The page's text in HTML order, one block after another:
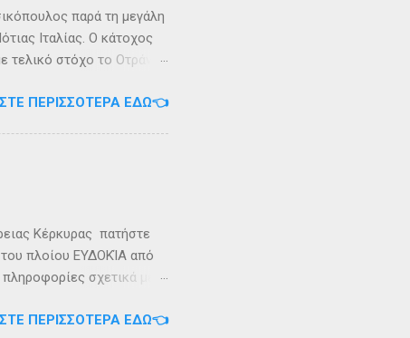
παρά τη μεγάλη
Ιταλίας. Ο κάτοχος
τελικό στόχο το Οτράντο
και οι συνθήκες
Ακολουθήστε μας στο
ΠΕΡΙΣΣΌΤΕΡΑ ΕΔΏ👈
Κέρκυρας πατήστε
πλοίου ΕΥΔΟΚΊΑ από
σχετικά με
στο
ΠΕΡΙΣΣΌΤΕΡΑ ΕΔΏ👈